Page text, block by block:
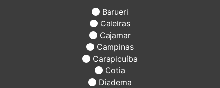
Barueri
Caieiras
Cajamar
Campinas
Carapicuíba
Cotia
Diadema